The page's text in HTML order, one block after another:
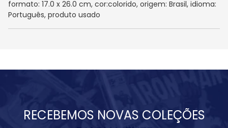
formato: 17.0 x 26.0 cm, cor:colorido, origem: Brasil, idioma:
Português, produto usado
RECEBEMOS NOVAS COLEÇÕES